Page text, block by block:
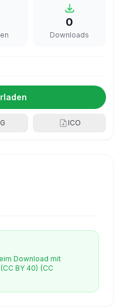
0
Downloads
ICO
Download mit
BY 40) (CC